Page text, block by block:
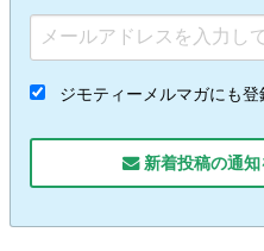
ジモティーメルマガにも登
新着投稿の通知